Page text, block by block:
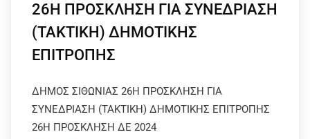
26Η ΠΡΟΣΚΛΗΣΗ ΓΙΑ ΣΥΝΕΔΡΙΑΣΗ
(ΤΑΚΤΙΚΗ) ΔΗΜΟΤΙΚΗΣ
ΕΠΙΤΡΟΠΗΣ
ΔΗΜΟΣ ΣΙΘΩΝΙΑΣ 26Η ΠΡΟΣΚΛΗΣΗ ΓΙΑ
ΣΥΝΕΔΡΙΑΣΗ (ΤΑΚΤΙΚΗ) ΔΗΜΟΤΙΚΗΣ ΕΠΙΤΡΟΠΗΣ
26Η ΠΡΟΣΚΛΗΣΗ ΔΕ 2024